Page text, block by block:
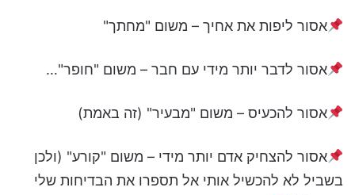
אסור ליפות את אחיך – משום "מחתך"
אסור לדבר יותר מידי עם חבר – משום "חופר"…
אסור להכעיס – משום "מבעיר" (זה באמת)
אסור להצחיק אדם יותר מידי – משום "קורע" (ולכן
בשביל לא להכשיל אותי אל תספרו את הבדיחות שלי